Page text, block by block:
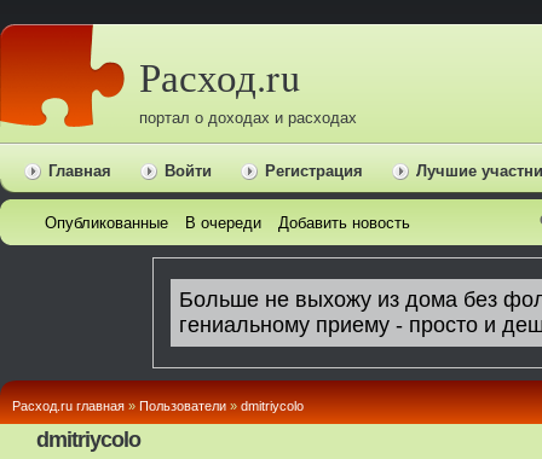
Расход.ru
портал о доходах и расходах
Главная Войти Регистрация Лучшие
Опубликованные В очереди Добавить новость
Расход.ru главная » Пользователи » dmitriycolo
dmitriycolo